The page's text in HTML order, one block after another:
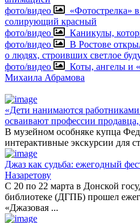
фото/видео
«Фотострелка»
солирующий красный
фото/видео
Каникулы,
фото/видео
В Ростове
о людях, строивших светлое
фото/видео
Коты, ангелы и
Михаила Абрамова
«Дети нанимаются
осваивают профессии продавца,
В музейном особняке купца
интерактивные экскурсии для
Джаз как судьба: ежегодный
Назаретову
С 20 по 22 марта в Донской
библиотеке (ДГПБ) прошел
«Джазовая ...